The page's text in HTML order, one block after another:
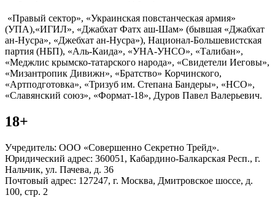
«Правый сектор», «Украинская повстанческая армия»
(УПА),«ИГИЛ», «Джабхат Фатх аш-Шам» (бывшая «Джабхат
ан-Нусра», «Джебхат ан-Нусра»), Национал-Большевистская
партия (НБП), «Аль-Каида», «УНА-УНСО», «Талибан»,
«Меджлис крымско-татарского народа», «Свидетели Иеговы»,
«Мизантропик Дивижн», «Братство» Корчинского,
«Артподготовка», «Тризуб им. Степана Бандеры», «НСО»,
«Славянский союз», «Формат-18», Дуров Павел Валерьевич.
18+
Учредитель: ООО «Совершенно Секретно Трейд».
Юридический адрес: 360051, Кабардино-Балкарская Респ., г.
Нальчик, ул. Пачева, д. 36
Почтовый адрес: 127247, г. Москва, Дмитровское шоссе, д.
100, стр. 2